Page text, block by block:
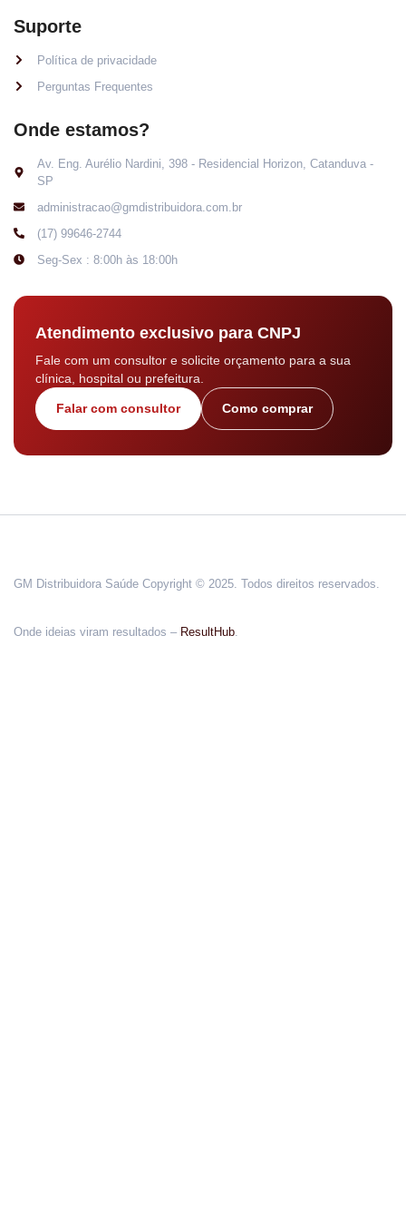
Suporte
Política de privacidade
Perguntas Frequentes
Onde estamos?
Av. Eng. Aurélio Nardini, 398 - Residencial Horizon, Catanduva -
SP
administracao@gmdistribuidora.com.br
(17) 99646-2744
Seg-Sex : 8:00h às 18:00h
Atendimento exclusivo para CNPJ
Fale com um consultor e solicite orçamento para a sua
clínica, hospital ou prefeitura.
Falar com consultor Como comprar
GM Distribuidora Saúde Copyright © 2025. Todos direitos reservados.
Onde ideias viram resultados – ResultHub.